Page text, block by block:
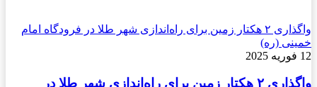
واگذاری ۲ هکتار زمین برای راه‌اندازی شهر طلا در فرودگاه امام
خمینی (ره)
12 فوریه 2025
واگذاری ۲ هکتار زمین برای راه‌اندازی شهر طلا در